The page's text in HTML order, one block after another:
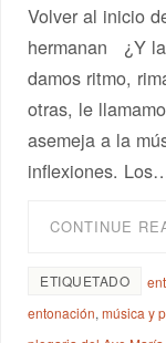
Volver al inicio
hermanan ¿Y
damos ritmo,
otras, le
asemeja a la
inflexiones.
CONTINUE
ETIQUETADO
entonación,música y